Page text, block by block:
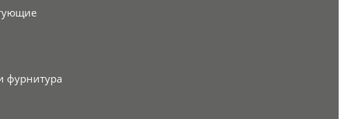
фурнитура